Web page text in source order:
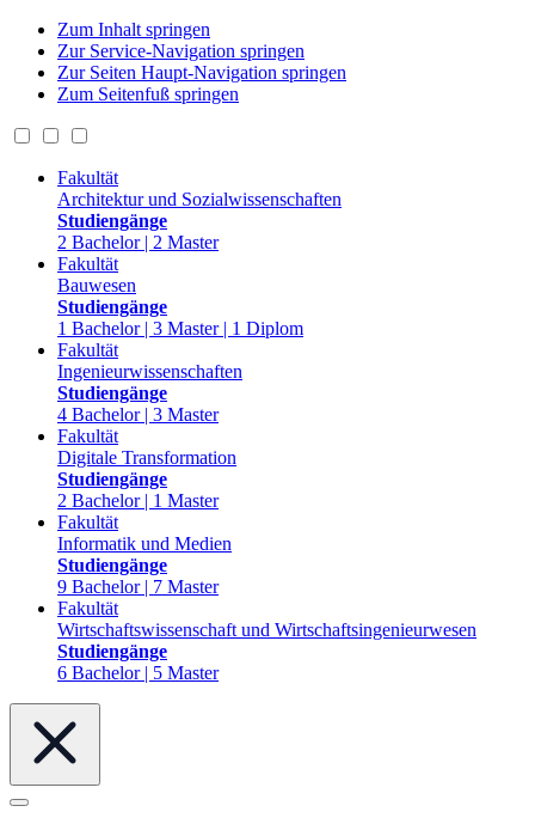
Zum Inhalt springen
Zur Service-Navigation springen
Zur Seiten Haupt-Navigation springen
Zum Seitenfuß springen
Fakultät
Architektur und Sozialwissenschaften
Studiengänge
2 Bachelor | 2 Master
Fakultät
Bauwesen
Studiengänge
1 Bachelor | 3 Master | 1 Diplom
Fakultät
Ingenieurwissenschaften
Studiengänge
4 Bachelor | 3 Master
Fakultät
Digitale Transformation
Studiengänge
2 Bachelor | 1 Master
Fakultät
Informatik und Medien
Studiengänge
9 Bachelor | 7 Master
Fakultät
Wirtschaftswissenschaft und Wirtschaftsingenieurwesen
Studiengänge
6 Bachelor | 5 Master